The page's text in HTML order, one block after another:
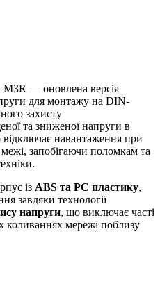
— оновлена версія
для монтажу на DIN-
захисту
та зниженої напруги в
навантаження при
запобігаючи поломкам та
із ABS та PC пластику,
завдяки технології
напруги, що виключає часті
коливаннях мережі поблизу